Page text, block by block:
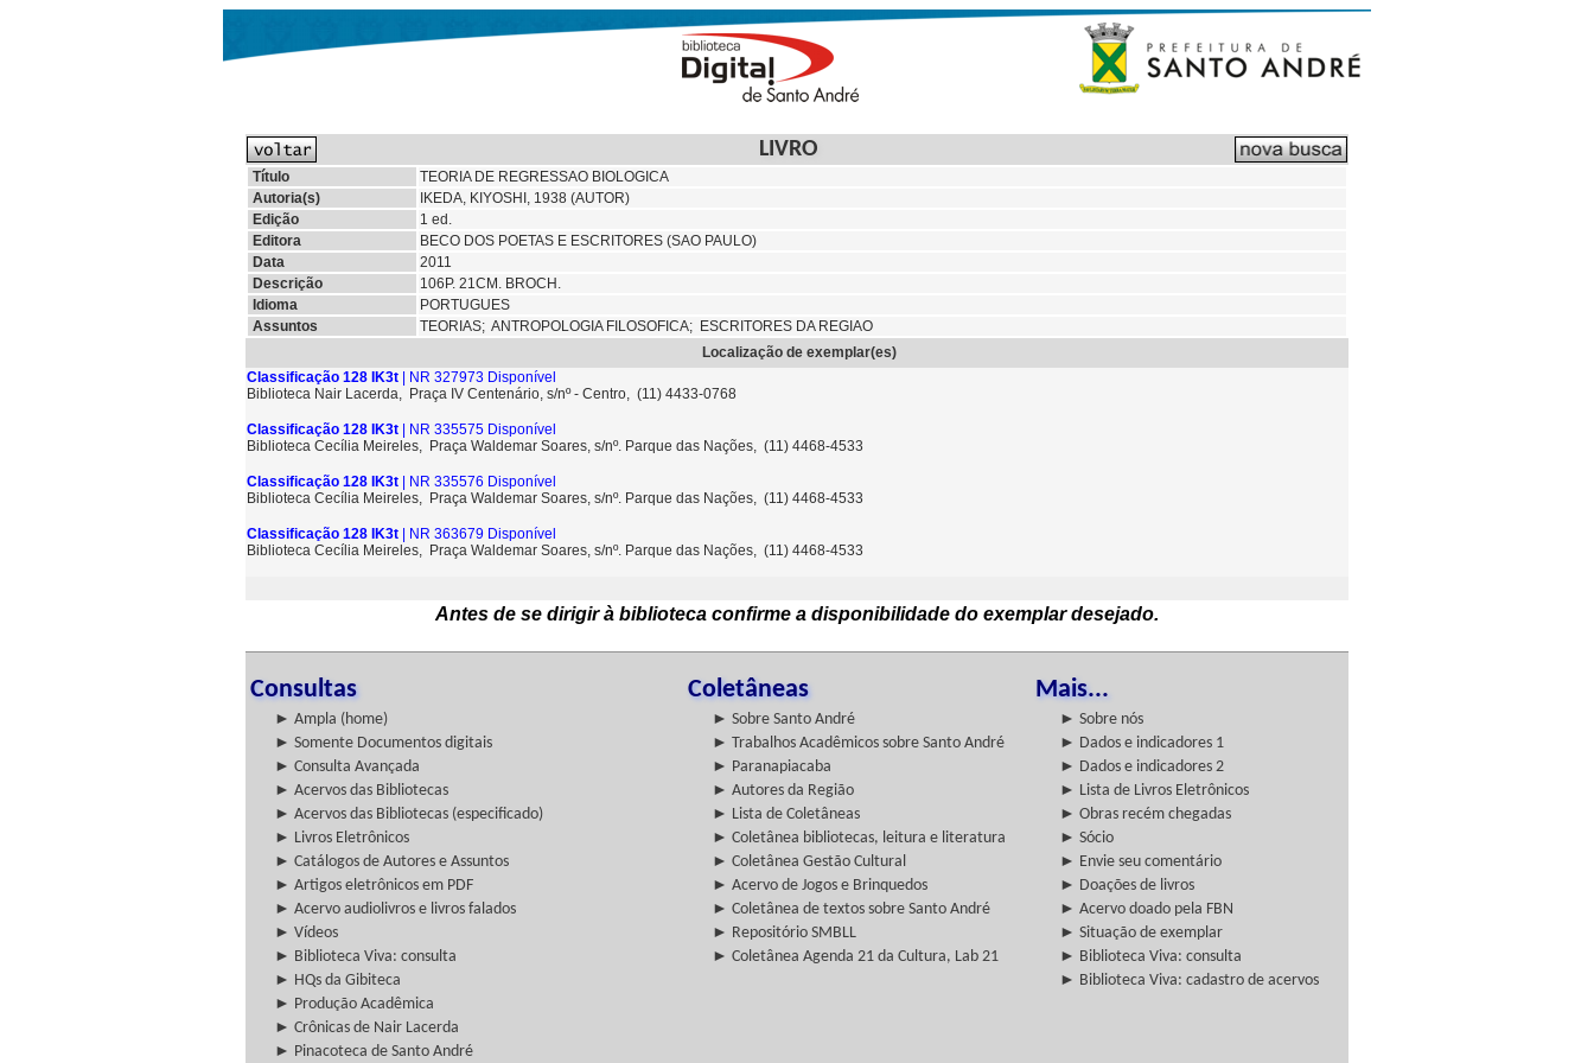
LIVRO
Título
TEORIA DE REGRESSAO BIOLOGICA
Autoria(s)
IKEDA, KIYOSHI, 1938 (AUTOR)
Edição
1 ed.
Editora
BECO DOS POETAS E ESCRITORES (SAO PAULO)
Data
2011
Descrição
106P. 21CM. BROCH.
Idioma
PORTUGUES
Assuntos
TEORIAS; ANTROPOLOGIA FILOSOFICA; ESCRITORES DA REGIAO
Localização de exemplar(es)
Classificação 128 IK3t | NR 327973 Disponível
Biblioteca Nair Lacerda, Praça IV Centenário, s/nº - Centro, (11) 4433-0768
Classificação 128 IK3t | NR 335575 Disponível
Biblioteca Cecília Meireles, Praça Waldemar Soares, s/nº. Parque das Nações, (11) 4468-4533
Classificação 128 IK3t | NR 335576 Disponível
Biblioteca Cecília Meireles, Praça Waldemar Soares, s/nº. Parque das Nações, (11) 4468-4533
Classificação 128 IK3t | NR 363679 Disponível
Biblioteca Cecília Meireles, Praça Waldemar Soares, s/nº. Parque das Nações, (11) 4468-4533
Antes de se dirigir à biblioteca confirme a disponibilidade do exemplar desejado.
Consultas Coletâneas Mais...
► Ampla (home) ► Sobre Santo André
► Sobre nós
► Somente Documentos digitais
► Trabalhos Acadêmicos sobre Santo André
► Dados e indicadores 1
► Consulta Avançada
► Paranapiacaba
► Dados e indicadores 2
► Acervos das Bibliotecas
► Autores da Região
► Lista de Livros Eletrônicos
► Acervos das Bibliotecas (especificado)
► Lista de Coletâneas
► Obras recém chegadas
► Livros Eletrônicos
► Coletânea bibliotecas, leitura e literatura
► Sócio
► Catálogos de Autores e Assuntos
► Coletânea Gestão Cultural
► Envie seu comentário
► Artigos eletrônicos em PDF
► Acervo de Jogos e Brinquedos
► Doações de livros
► Acervo audiolivros e livros falados
► Coletânea de textos sobre Santo André
► Acervo doado pela FBN
► Vídeos
► Repositório SMBLL
► Situação de exemplar
► Biblioteca Viva: consulta
► Coletânea Agenda 21 da Cultura, Lab 21
► Biblioteca Viva: consulta
► HQs da Gibiteca
► Biblioteca Viva: cadastro de acervos
► Produção Acadêmica
► Crônicas de Nair Lacerda
► Pinacoteca de Santo André